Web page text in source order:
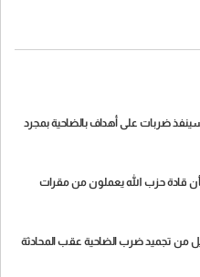
ضربات على أهداف بالضاحية بمجرد
قادة حزب الله يعملون من مقرات
تجميد ضرب الضاحية عقب المحادثة